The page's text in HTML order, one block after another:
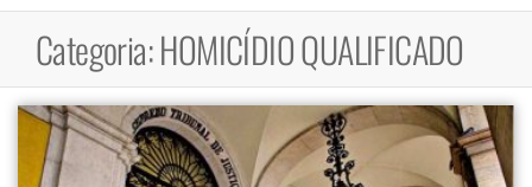
Categoria:HOMICÍDIO QUALIFICADO